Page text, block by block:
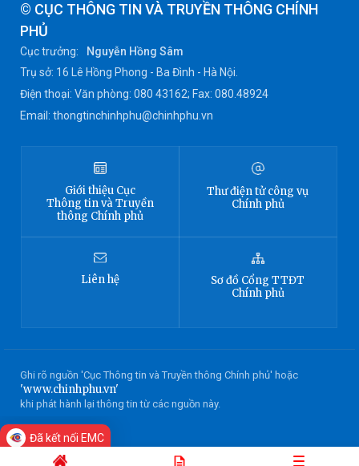
© CỤC THÔNG TIN VÀ TRUYỀN THÔNG CHÍNH
PHỦ
Cục trưởng:
Nguyễn Hồng Sâm
Trụ sở: 16 Lê Hồng Phong - Ba Đình - Hà Nội.
Điện thoại: Văn phòng: 080 43162; Fax: 080.48924
Email: thongtinchinhphu@chinhphu.vn
Giới thiệu Cục
Thông tinvà Truyền
thông Chính phủ
Thư điện tử công vụ
Chính phủ
Liên hệ Sơ đồ Cổng TTĐT
Chính phủ
Ghi rõ nguồn 'Cục Thông tin và Truyền thông Chính phủ' hoặc
'www.chinhphu.vn'
khi phát hành lại thông tin từ các nguồn này.
Đã kết nối EMC